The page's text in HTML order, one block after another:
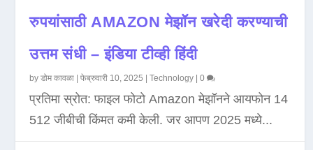
रुपयांसाठी AMAZON मेझॉन खरेदी करण्याची
उत्तम संधी – इंडिया टीव्ही हिंदी
byडोम कावळा |फेब्रुवारी 10, 2025 |Technology |0
प्रतिमा स्रोत: फाइल फोटो Amazon मेझॉनने आयफोन 14
512 जीबीची किंमत कमी केली. जर आपण 2025 मध्ये...